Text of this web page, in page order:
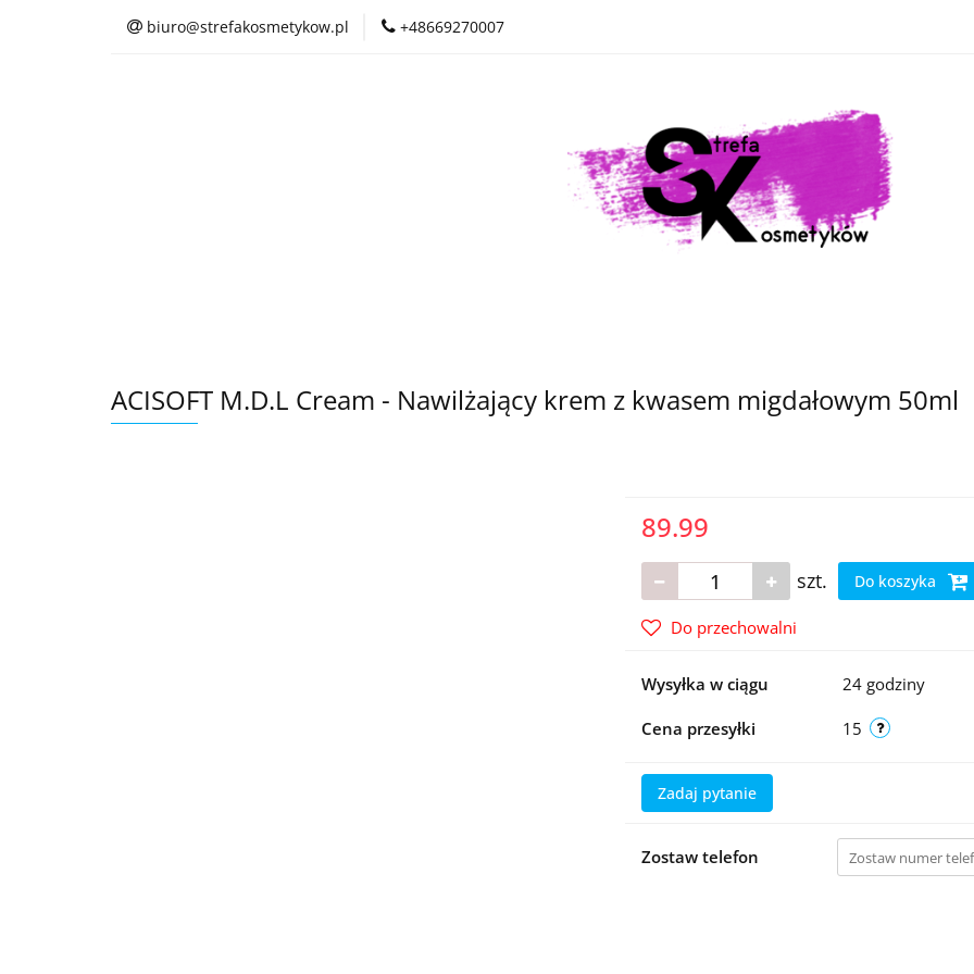
biuro@strefakosmetykow.pl +48669270007
ACISOFT M.D.L Cream - Nawilżający krem z kwasem migdałowym 50ml
89.99
szt. Do koszyka
Do przechowalni
Wysyłka w ciągu 24 godziny
Cena przesyłki 15
Zadaj pytanie
Zostaw telefon